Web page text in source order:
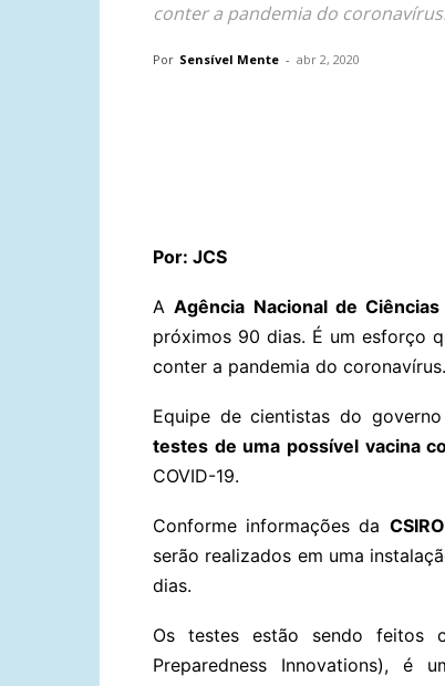
conter a pandemia do coronavírus.
Por Sensível Mente - abr 2, 2020
Por: JCS
AAgência Nacional de
próximos 90 dias. É um esforço
conter a pandemia do coronavírus.
Equipe de cientistas do
testes de uma possível vacina
COVID-19.
Conforme informações da CSIRO
serão realizados em uma
dias.
Os testes estão sendo feitos
Preparedness Innovations),